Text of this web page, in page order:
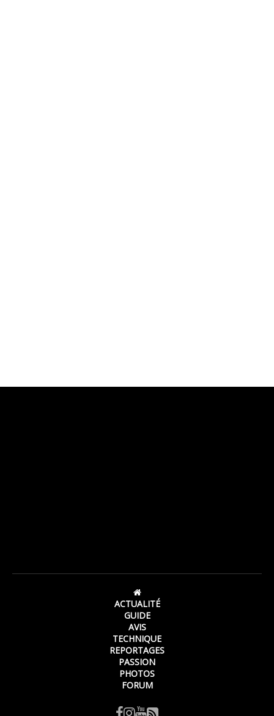
ACTUALITÉ
GUIDE
AVIS
TECHNIQUE
REPORTAGES
PASSION
PHOTOS
FORUM